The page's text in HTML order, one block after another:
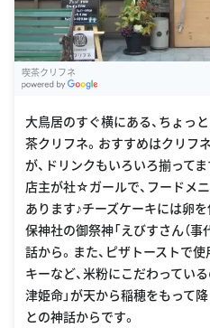
喫茶クリフネ
大鳥居のすぐ横にある、ちょっ
茶クリフネ。おすすめはクリフ
が、ドリンクもいろいろ揃ってま
店主が社☆ガールで、フードメ
あります♪チーズケーキには卵
保神社の御祭神「えびすさん（事
話から。また、ピザトーストで
キーなど、米粉にこだわってい
津姫命」が天から稲穂をもって
との神話からです。